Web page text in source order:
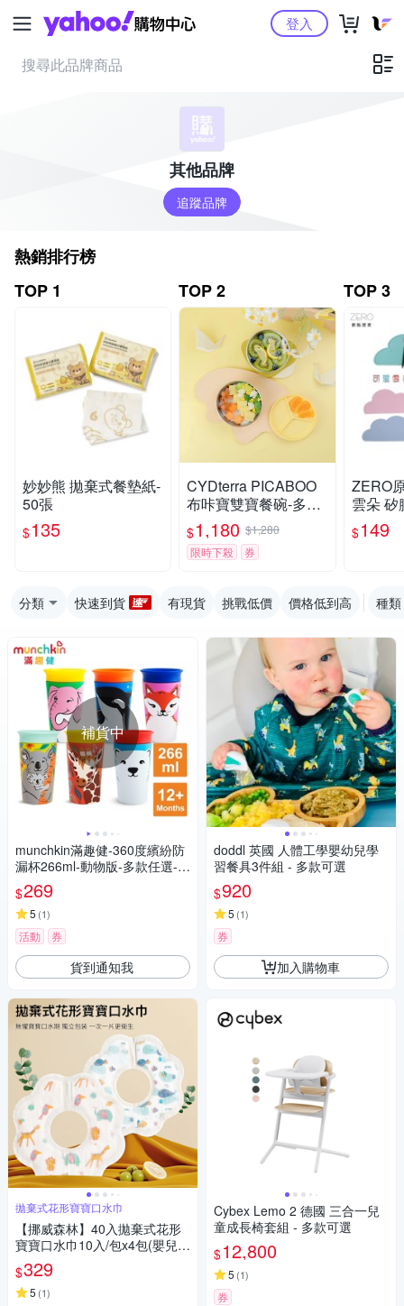
Yahoo購物中心登入
其他品牌
追蹤品牌
熱銷排行榜
TOP 1
妙妙熊 拋棄式餐墊紙-
50張
$135
TOP 2
CYDterra PICABOO
布咔寶雙寶餐碗-多款
可選
$1,180 $1,280
限時下殺
券
TOP 3
ZERO
雲朵 矽
膠餐
膠防滑
$149
分類 快速到貨 有現貨 挑戰低價 價格低到高 種類
補貨中
munchkin滿趣健-360度繽紛防
漏杯266ml-動物版-多款任選-限
時送杯蓋
$269
5 (1)
活動 券
貨到通知我
拋棄式花形寶寶口水巾
【挪威森林】40入拋棄式花形
寶寶口水巾10入/包x4包(嬰兒口
水巾 一次性口水巾 拋棄式圍
兜)
$329
5 (1)
doddl 英國 人體工學嬰幼兒學
習餐具3件組 - 多款可選
$920
5 (1)
券
加入購物車
Cybex Lemo 2 德國 三合一兒
童成長椅套組 - 多款可選
$12,800
5 (1)
券